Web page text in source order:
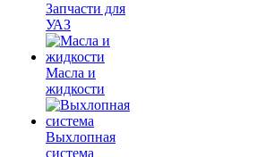
Запчасти для
УАЗ
Масла и
жидкости
Выхлопная
система